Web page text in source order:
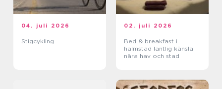
04. juli 2026
Stigcykling
02. juli 2026
Bed & breakfast i
halmstad lantlig känsla
nära hav och stad